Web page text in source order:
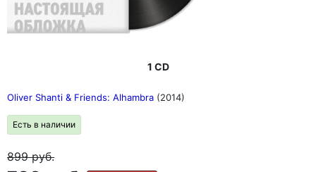
1 CD
Oliver Shanti & Friends: Alhambra (2014)
Есть в наличии
899руб.